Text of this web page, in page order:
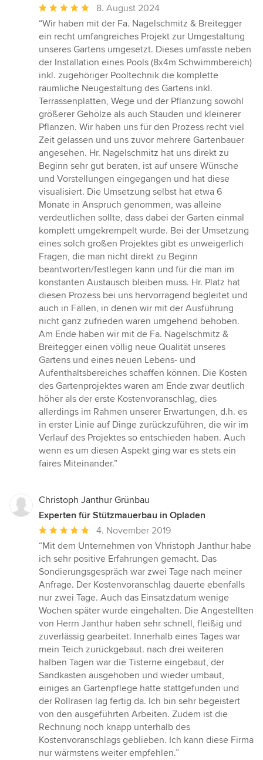
Durchschnittliche
Bewertung:
5
von
5
Sternen
8. August 2024
“Wir haben mit der Fa. Nagelschmitz & Breitegger
ein recht umfangreiches Projekt zur Umgestaltung
unseres Gartens umgesetzt. Dieses umfasste neben
der Installation eines Pools (8x4m Schwimmbereich)
inkl. zugehöriger Pooltechnik die komplette
räumliche Neugestaltung des Gartens inkl.
Terrassenplatten, Wege und der Pflanzung sowohl
größerer Gehölze als auch Stauden und kleinerer
Pflanzen. Wir haben uns für den Prozess recht viel
Zeit gelassen und uns zuvor mehrere Gartenbauer
angesehen. Hr. Nagelschmitz hat uns direkt zu
Beginn sehr gut beraten, ist auf unsere Wünsche
und Vorstellungen eingegangen und hat diese
visualisiert. Die Umsetzung selbst hat etwa 6
Monate in Anspruch genommen, was alleine
verdeutlichen sollte, dass dabei der Garten einmal
komplett umgekrempelt wurde. Bei der Umsetzung
eines solch großen Projektes gibt es unweigerlich
Fragen, die man nicht direkt zu Beginn
beantworten/festlegen kann und für die man im
konstanten Austausch bleiben muss. Hr. Platz hat
diesen Prozess bei uns hervorragend begleitet und
auch in Fällen, in denen wir mit der Ausführung
nicht ganz zufrieden waren umgehend behoben.
Am Ende haben wir mit de Fa. Nagelschmitz &
Breitegger einen völlig neue Qualität unseres
Gartens und eines neuen Lebens- und
Aufenthaltsbereiches schaffen können. Die Kosten
des Gartenprojektes waren am Ende zwar deutlich
höher als der erste Kostenvoranschlag, dies
allerdings im Rahmen unserer Erwartungen, d.h. es
in erster Linie auf Dinge zurückzuführen, die wir im
Verlauf des Projektes so entschieden haben. Auch
wenn es um diesen Aspekt ging war es stets ein
faires Miteinander.”
Christoph Janthur Grünbau
Experten für Stützmauerbau in Opladen
Durchschnittliche
Bewertung:
5
von
5
Sternen
4. November 2019
“Mit dem Unternehmen von Vhristoph Janthur habe
ich sehr positive Erfahrungen gemacht. Das
Sondierungsgespräch war zwei Tage nach meiner
Anfrage. Der Kostenvoranschlag dauerte ebenfalls
nur zwei Tage. Auch das Einsatzdatum wenige
Wochen später wurde eingehalten. Die Angestellten
von Herrn Janthur haben sehr schnell, fleißig und
zuverlässig gearbeitet. Innerhalb eines Tages war
mein Teich zurückgebaut. nach drei weiteren
halben Tagen war die Tisterne eingebaut, der
Sandkasten ausgehoben und wieder umbaut,
einiges an Gartenpflege hatte stattgefunden und
der Rollrasen lag fertig da. Ich bin sehr begeistert
von den ausgeführten Arbeiten. Zudem ist die
Rechnung noch knapp unterhalb des
Kostenvoranschlags geblieben. Ich kann diese Firma
nur wärmstens weiter empfehlen.”